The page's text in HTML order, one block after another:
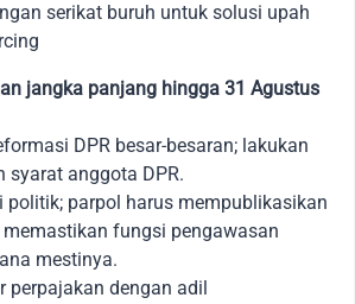
serikat buruh untuk solusi upah
jangka panjang hingga 31 Agustus
DPR besar-besaran; lakukan
syarat anggota DPR.
politik; parpol harus mempublikasikan
memastikan fungsi pengawasan
mestinya.
perpajakan dengan adil